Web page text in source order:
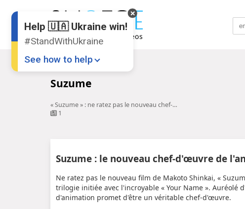
Suzume
« Suzume » : ne ratez pas le nouveau chef-d'œuvre de l'animation ...
1
Suzume : le nouveau chef-d'œuvre de
Ne ratez pas le nouveau film de Makoto Shinkai, «
trilogie initiée avec l'incroyable « Your Name ». Auréolé
d'animation promet d'être un véritable chef-d'œuvre.
Help 🇺🇦 Ukraine win!
#StandWithUkraine
See how to help
Share this widget
📌